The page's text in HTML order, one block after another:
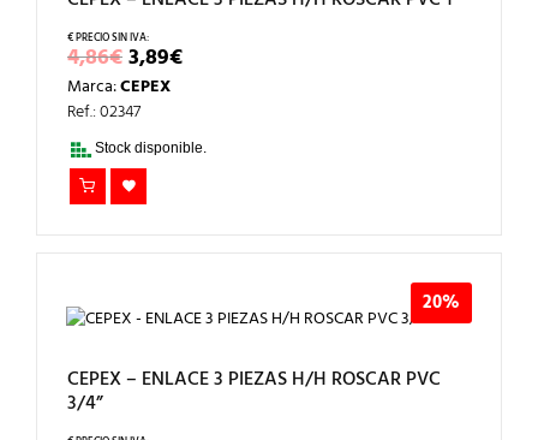
4,86€EL
PRECIO
ORIGINAL
ERA:
4,86€.
3,89€EL
PRECIO
3,89€.
Marca:CEPEX
Ref.: 02347
Stock disponible.
20%
CEPEX – ENLACE 3 PIEZAS H/H ROSCAR PVC
3/4”